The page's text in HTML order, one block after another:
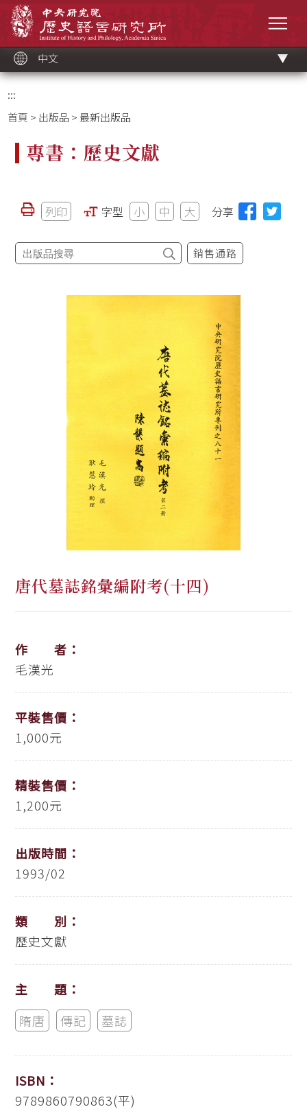
中文
:::
首頁 > 出版品 > 最新出版品
專書：歷史文獻
列印 字型 小 中 大 分享
銷售通路
唐代墓誌銘彙編附考(十四)
作 者：
毛漢光
平裝售價：
1,000元
精裝售價：
1,200元
出版時間：
1993/02
類 別：
歷史文獻
主 題：
隋唐
傳記 墓誌
ISBN：
9789860790863(平)